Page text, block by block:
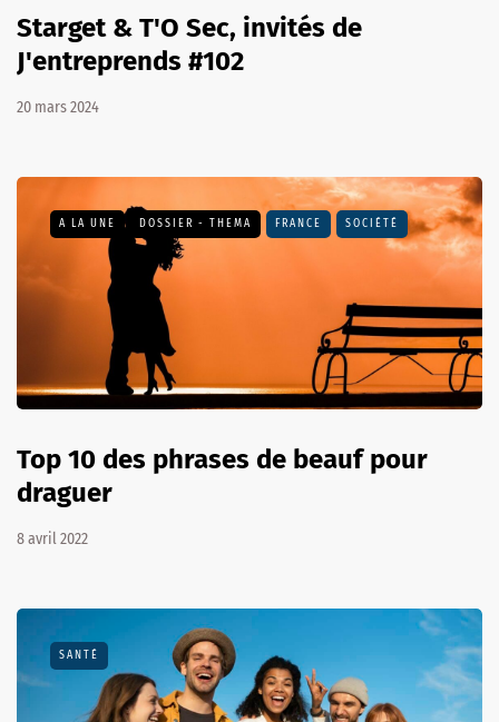
Starget & T'O Sec, invités de
J'entreprends #102
20 mars 2024
A LA UNE DOSSIER - THEMA FRANCE SOCIÉTÉ
Top 10 des phrases de beauf pour
draguer
8 avril 2022
SANTÉ